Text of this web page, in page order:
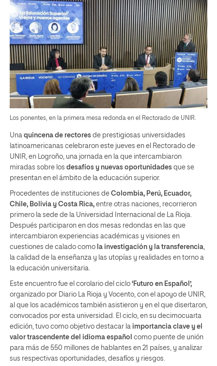
Los ponentes, en la primera mesa redonda en el Rectorado de UNIR.
Una quincena de rectores de prestigiosas universidades
latinoamericanas celebraron este jueves en el Rectorado de
UNIR, en Logroño, una jornada en la que intercambiaron
miradas sobre los desafíos y nuevas oportunidades que se
presentan en el ámbito de la educación superior.
Procedentes de instituciones de Colombia, Perú, Ecuador,
Chile, Bolivia y Costa Rica, entre otras naciones, recorrieron
primero la sede de la Universidad Internacional de La Rioja.
Después participaron en dos mesas redondas en las que
intercambiaron experiencias académicas y visiones en
cuestiones de calado como la investigación y la transferencia
la calidad de la enseñanza y las utopías y realidades en torno a
la educación universitaria.
Este encuentro fue el corolario del ciclo ‘Futuro en Español’,
organizado por Diario La Rioja y Vocento, con el apoyo de UNIR,
al que los académicos también asistieron y en el que disertaron,
convocados por esta universidad. El ciclo, en su decimocuarta
edición, tuvo como objetivo destacar la importancia clave y el
valor trascendente del idioma español como puente de unión
para más de 550 millones de hablantes en 21 países, y analizar
sus respectivas oportunidades, desafíos y riesgos.